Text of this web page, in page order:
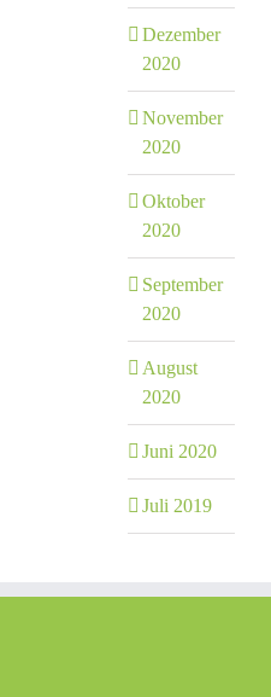
Dezember
2020
November
2020
Oktober
2020
September
2020
August
2020
Juni 2020
Juli 2019